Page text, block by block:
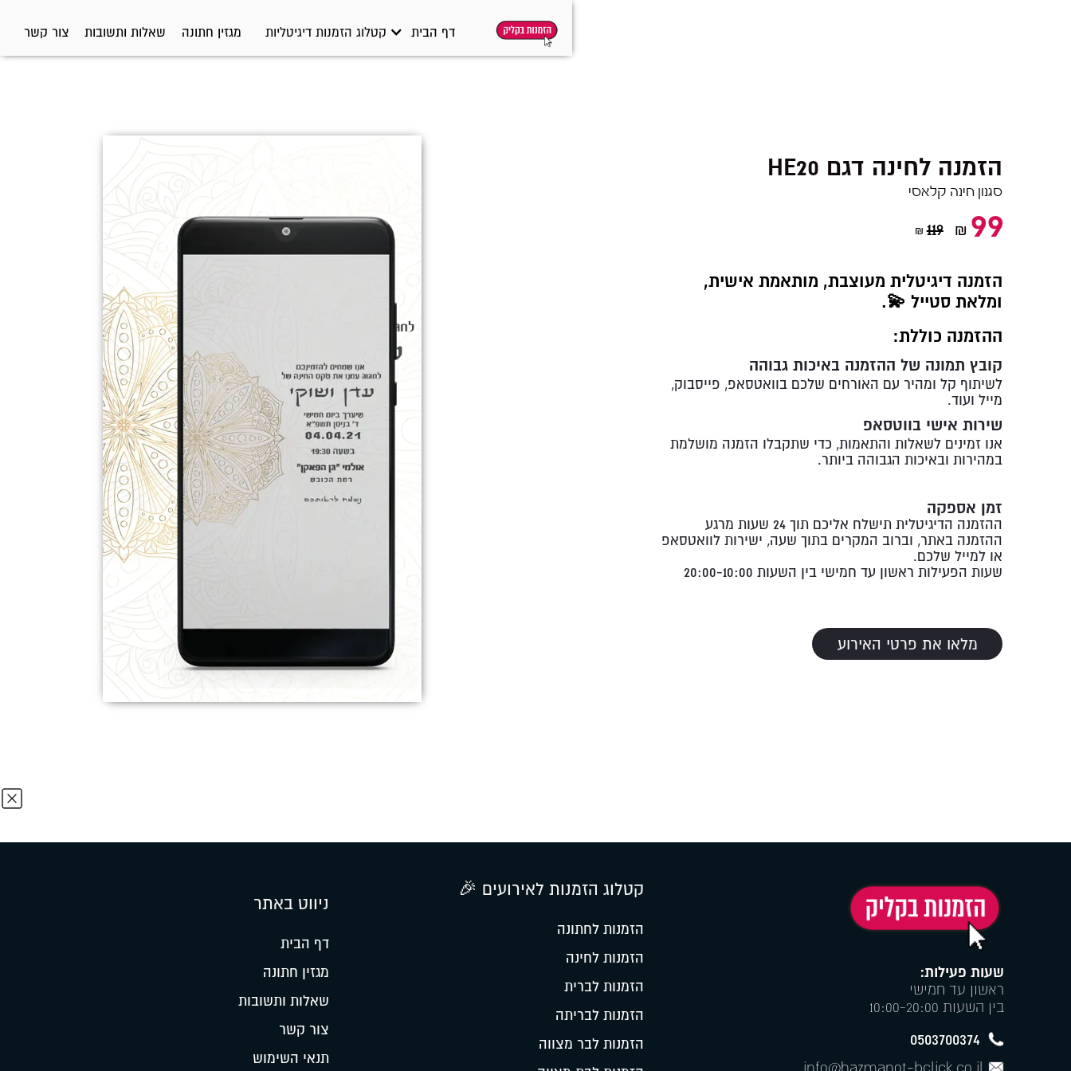
דף הבית קטלוג הזמנות דיגיטליות מגזין חתונה שאלות ותשובות צור קשר
HE20 הזמנה לחינה דגם
סגנון חינה קלאסי
₪ 99
119
₪
הזמנה דיגיטלית מעוצבת, מותאמת אישית,
ומלאת סטייל 💫.
ההזמנה כוללת:
קובץ תמונה של ההזמנה באיכות גבוהה
לשיתוף קל ומהיר עם האורחים שלכם בוואטסאפ, פייסבוק,
מייל ועוד.
שירות אישי בווטסאפ
אנו זמינים לשאלות והתאמות, כדי שתקבלו הזמנה מושלמת
במהירות ובאיכות הגבוהה ביותר.
זמן אספקה
ההזמנה הדיגיטלית תישלח אליכם תוך 24 שעות מרגע
ההזמנה באתר, וברוב המקרים בתוך שעה, ישירות לוואטסאפ
או למייל שלכם.
שעות הפעילות ראשון עד חמישי בין השעות 20:00-10:00
מלאו את פרטי האירוע
שעות פעילות:
ראשון עד חמישי
בין השעות 10:00-20:00
0503700374
info@hazmanot-bclick.co.il
קטלוג הזמנות לאירועים 🎉
הזמנות לחתונה
הזמנות לחינה
הזמנות לברית
הזמנות לבריתה
הזמנות לבר מצווה
ניווט באתר
דף הבית
מגזין חתונה
שאלות ותשובות
צור קשר
תנאי השימוש